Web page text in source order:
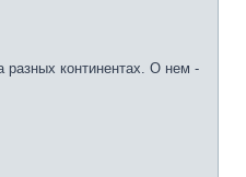
разных континентах. О нем -